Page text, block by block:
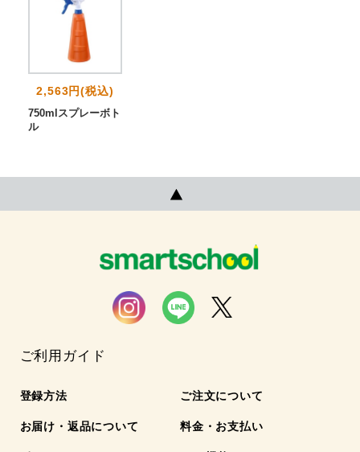
2,563円(税込)
750mlスプレーボト
ル
ご利用ガイド
登録方法 ご注文について
お届け・返品について 料金・お支払い